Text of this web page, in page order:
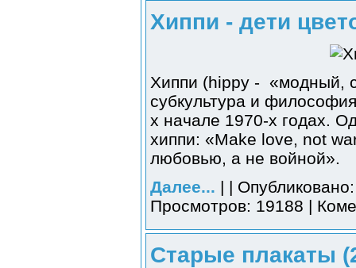
Хиппи - дети
Хиппи (hippy - «модный,
субкультура и
х начале 1970-х годах.
хиппи: «Make love, not
любовью, а не войной».
Далее... | |
Просмотров: 19188 |
Старые плакаты